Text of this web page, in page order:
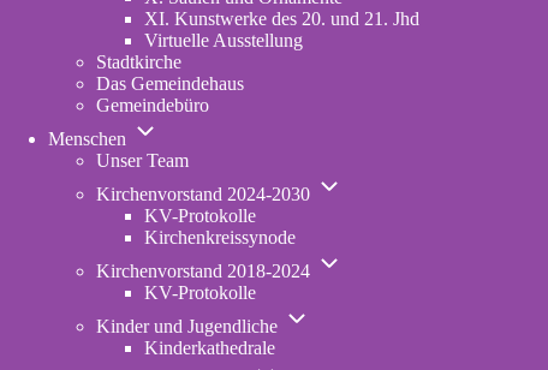
XI. Kunstwerke des 20. und 21. Jhd
Virtuelle Ausstellung
Stadtkirche
Das Gemeindehaus
Gemeindebüro
Menschen
Unternavigation
Menschen
Unser Team
Kirchenvorstand 2024-2030
Unternavigation
2030
KV-Protokolle
Kirchenkreissynode
Kirchenvorstand 2018-2024
Unternavigation
KV-Protokolle
Kinder und Jugendliche
Unternavigation
Kinderkathedrale